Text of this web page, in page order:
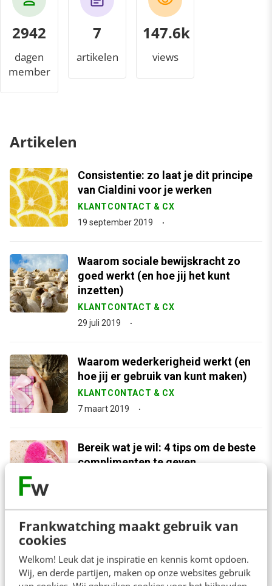
Frankwatching maakt gebruik van
cookies
Welkom! Leuk dat je inspiratie en kennis komt opdoen.
Wij, en derde partijen, maken op onze websites gebruik
2942
dagen
member
7
artikelen
160.4k
views
Artikelen
Consistentie: zo laat je dit principe
van Cialdini voor je werken
KLANTCONTACT & CX
19 september 2019
Waarom sociale bewijskracht zo
goed werkt (en hoe jij het kunt
inzetten)
KLANTCONTACT & CX
29 juli 2019
Waarom wederkerigheid werkt (en
hoe jij er gebruik van kunt maken)
KLANTCONTACT & CX
7 maart 2019
Bereik wat je wil: 4 tips om de beste
complimenten te geven
Over de kracht van autoriteit (en hoe
KLANTCONTACT & CX
1 november 2018